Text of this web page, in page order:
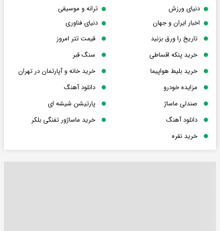
دنیای ورزش
ترانه و موسیقی
اخبار ایران و جهان
دنیای فناوری
تاریخ را ورق بزنید
قیمت تتر امروز
خرید پنکه اقساطی
سنگ قبر
خرید بلیط هواپیما
خرید خانه و آپارتمان در تهران
مزایده خودرو
دانلود آهنگ
صندلی ماساژ
پارتیشن شیشه ای
دانلود آهنگ
خرید ماساژور تفنگی بلکر
خرید نقره